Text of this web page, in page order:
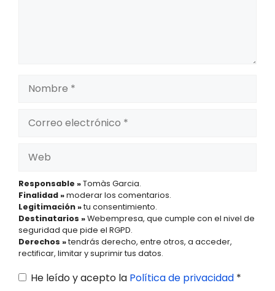
Nombre
electrónico
Responsable »Tomàs Garcia.
Finalidad »moderar los comentarios.
Legitimación »tu consentimiento.
Destinatarios »Webempresa, que cumple con el nivel de
seguridad que pide el RGPD.
Derechos »tendrás derecho, entre otros, a acceder,
rectificar, limitar y suprimir tus datos.
He leído y acepto la Política de privacidad *